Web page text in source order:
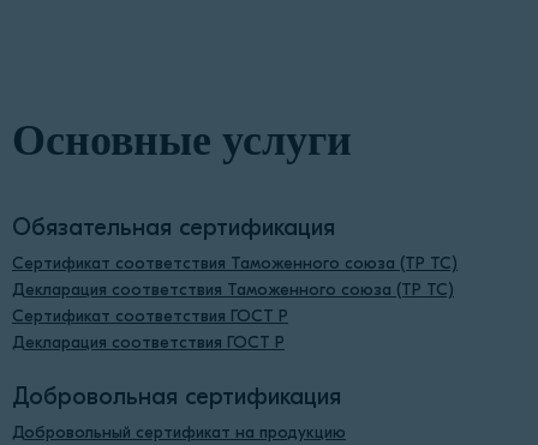
Основные услуги
Обязательная сертификация
Сертификат соответствия Таможенного союза (ТР ТС)
Декларация соответствия Таможенного союза (ТР ТС)
Сертификат соответствия ГОСТ Р
Декларация соответствия ГОСТ Р
Добровольная сертификация
Добровольный сертификат на продукцию